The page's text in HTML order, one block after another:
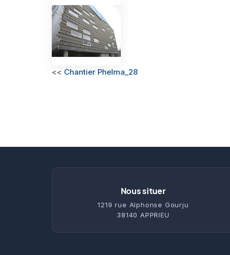
<< Chantier Phelma_28
Nous situer
1219 rue Alphonse Gourju
38140 APPRIEU